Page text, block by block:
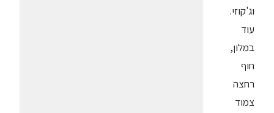
וג'קוזי.
עוד
במלון,
חוף
רחצה
צמוד